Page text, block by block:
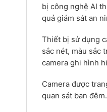
bị công nghệ AI
quả giám sát an
Thiết bị sử dụng
sắc nét, màu sắc
camera ghi hình
Camera được
quan sát ban